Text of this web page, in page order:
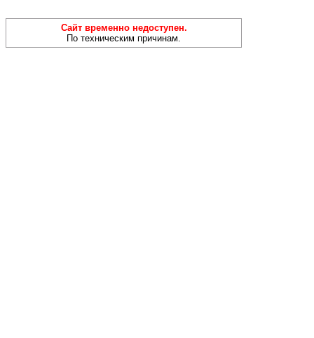
Сайт временно недоступен.
По техническим причинам.